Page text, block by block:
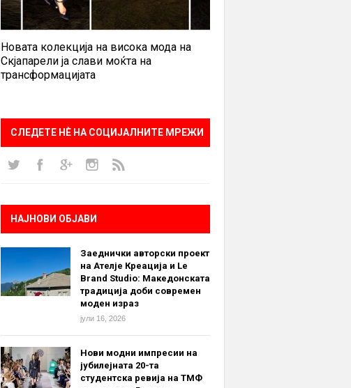
Новата колекција на висока мода на
Скјапарели ја слави моќта на
трансформацијата
СЛЕДЕТЕ НÈ НА СОЦИЈАЛНИТЕ МРЕЖИ
НАЈНОВИ ОБЈАВИ
Заеднички авторски проект
на Ателје Креација и Le
Brand Studio: Македонската
традиција доби современ
моден израз
јули 16, 2026
Нови модни импресии на
јубилејната 20-та
студентска ревија на ТМФ